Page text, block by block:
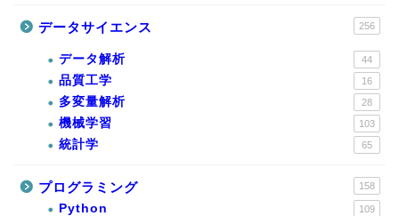
データサイエンス 256
データ解析 44
品質工学 16
多変量解析 28
機械学習 103
統計学 65
プログラミング 158
Python 109